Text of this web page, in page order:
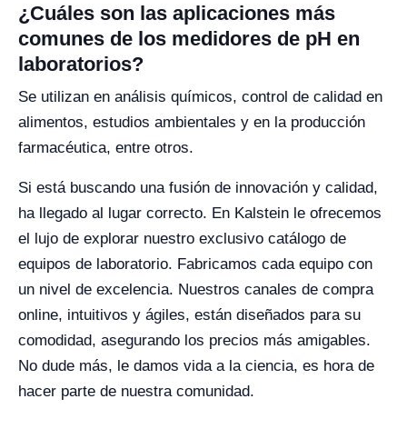
¿Cuáles son las aplicaciones más
comunes de los medidores de pH en
laboratorios?
Se utilizan en análisis químicos, control de calidad en
alimentos, estudios ambientales y en la producción
farmacéutica, entre otros.
Si está buscando una fusión de innovación y calidad,
ha llegado al lugar correcto. En Kalstein le ofrecemos
el lujo de explorar nuestro exclusivo catálogo de
equipos de laboratorio. Fabricamos cada equipo con
un nivel de excelencia. Nuestros canales de compra
online, intuitivos y ágiles, están diseñados para su
comodidad, asegurando los precios más amigables.
No dude más, le damos vida a la ciencia, es hora de
hacer parte de nuestra comunidad.